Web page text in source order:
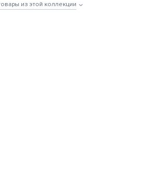
из этой коллекции